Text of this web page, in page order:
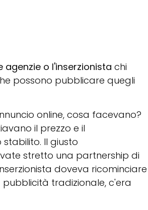
agenzie o l'inserzionista chi
possono pubblicare quegli
online, cosa facevano?
il prezzo e il
Il giusto
stretto una partnership di
doveva ricominciare
tradizionale, c'era